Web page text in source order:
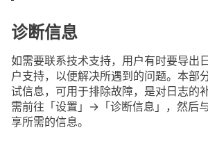
诊断信息
如需要联系技术支持，用户有时要导出
户支持，以便解决所遇到的问题。本部
试信息，可用于排除故障，是对日志的
需前往「设置」→「诊断信息」，然后
享所需的信息。